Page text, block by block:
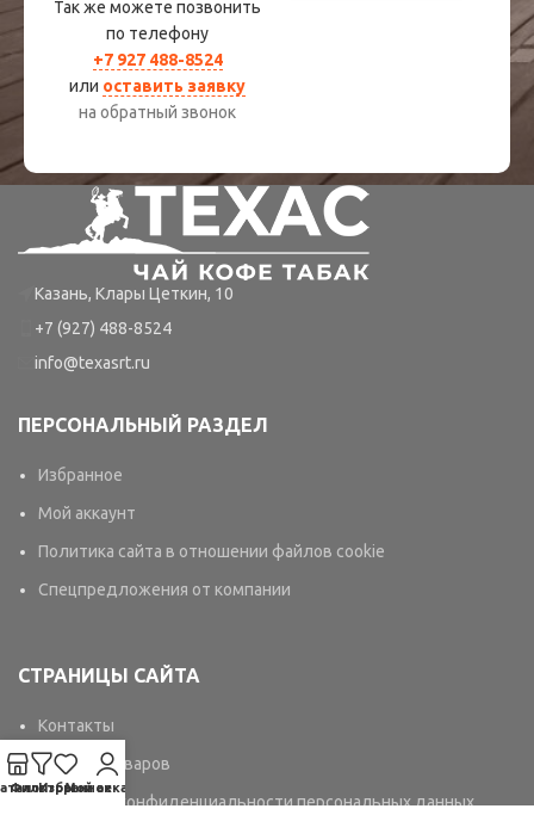
Так же можете позвонить
по телефону
+7 927 488-8524
или оставить заявку
на обратный звонок
Казань, Клары Цеткин, 10
+7 (927) 488-8524
info@texasrt.ru
ПЕРСОНАЛЬНЫЙ РАЗДЕЛ
Избранное
Мой аккаунт
Политика сайта в отношении файлов cookie
Спецпредложения от компании
СТРАНИЦЫ САЙТА
Контакты
Каталог товаров
Политика конфиденциальности персональных данных
Фильтры
Избранное
Мой аккаунт